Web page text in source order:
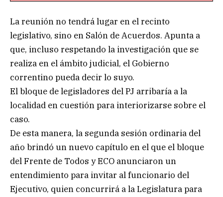
La reunión no tendrá lugar en el recinto
legislativo, sino en Salón de Acuerdos. Apunta a
que, incluso respetando la investigación que se
realiza en el ámbito judicial, el Gobierno
correntino pueda decir lo suyo.
El bloque de legisladores del PJ arribaría a la
localidad en cuestión para interiorizarse sobre el
caso.
De esta manera, la segunda sesión ordinaria del
año brindó un nuevo capítulo en el que el bloque
del Frente de Todos y ECO anunciaron un
entendimiento para invitar al funcionario del
Ejecutivo, quien concurrirá a la Legislatura para